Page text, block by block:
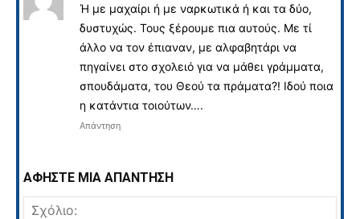
Ή με μαχαίρι ή με ναρκωτικά ή και τα δύο,
δυστυχώς. Τους ξέρουμε πια αυτούς. Με τί
άλλο να τον έπιαναν, με αλφαβητάρι να
πηγαίνει στο σχολειό για να μάθει γράμματα,
σπουδάματα, του Θεού τα πράματα?! Ιδού ποια
η κατάντια τοιούτων….
Απάντηση
ΑΦΗΣΤΕ ΜΙΑ ΑΠΑΝΤΗΣΗ